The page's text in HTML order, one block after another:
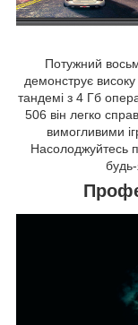
Потужний
демонструє високу
тандемі з 4 Гб
506 він легко
вимогливими
Насолоджуйтесь
будь-